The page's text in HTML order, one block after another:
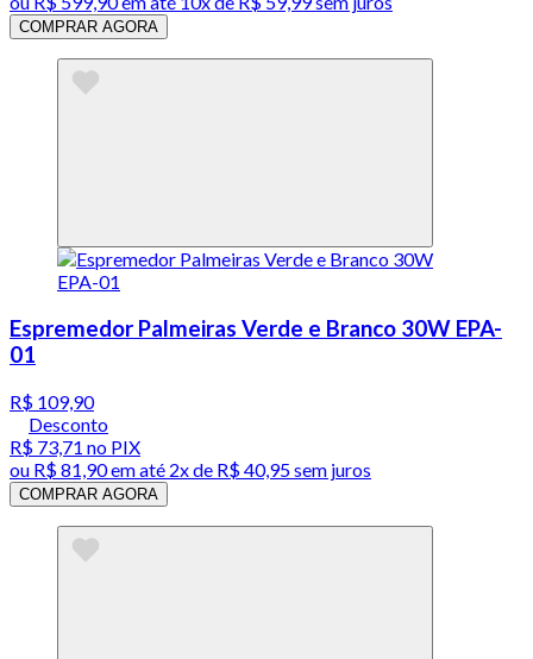
COMPRAR AGORA
Espremedor Palmeiras Verde e Branco 30W EPA-
01
R$ 109,90
Desconto
R$ 73,71 no PIX
ou R$ 81,90em até 2x de R$ 40,95 sem juros
COMPRAR AGORA